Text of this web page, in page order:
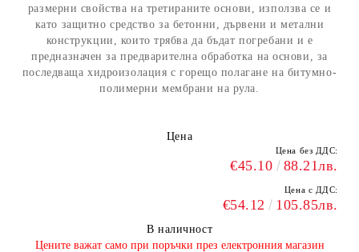
размерни свойства на третираните основи, използва се и
като защитно средство за бетонни, дървени и метални
конструкции, които трябва да бъдат погребани и е
предназначен за предварителна обработка на основи, за
последваща хидроизолация с горещо полагане на битумно-
полимерни мембрани на рула.
Цена
Цена без ДДС:
€45.10 88.21лв.
Цена с ДДС:
€54.12 105.85лв.
В наличност
​Цените важат само при поръчки през електронния магазин